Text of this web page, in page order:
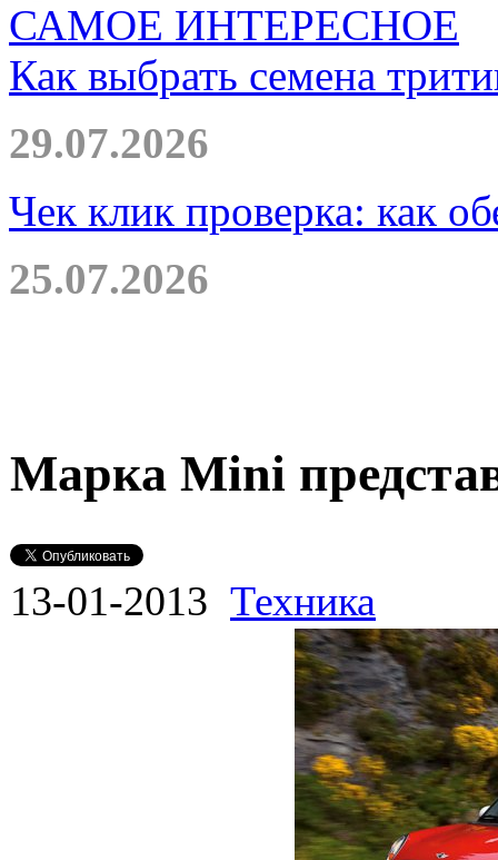
САМОЕ ИНТЕРЕСНОЕ
Как выбрать семена
29.07.2026
Чек клик проверка: как
25.07.2026
Марка Mini
13-01-2013 Техника